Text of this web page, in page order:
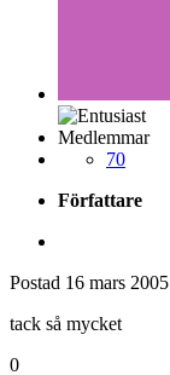
Medlemmar
70
Författare
Postad 16 mars 2005
tack så mycket
0